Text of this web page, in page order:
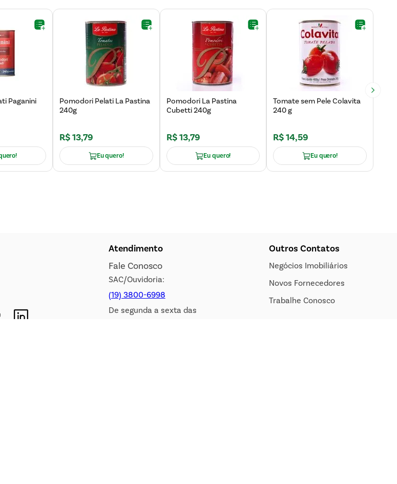
Paganini
Pomodori Pelati La Pastina
240g
R$13,79
Eu quero!
Pomodori La Pastina
Cubetti 240g
R$ 13,79
Eu quero!
Tomate sem Pele Colavita
240 g
R$14,59
Eu quero!
Atendimento
Fale Conosco
SAC/Ouvidoria:
(19) 3800-6998
De segunda a sexta das
Outros Contatos
Negócios Imobiliários
Novos Fornecedores
Trabalhe Conosco